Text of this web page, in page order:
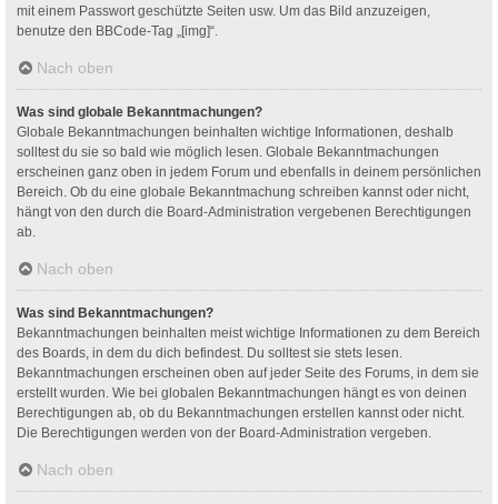
mit einem Passwort geschützte Seiten usw. Um das Bild anzuzeigen,
benutze den BBCode-Tag „[img]“.
Nach oben
Was sind globale Bekanntmachungen?
Globale Bekanntmachungen beinhalten wichtige Informationen, deshalb
solltest du sie so bald wie möglich lesen. Globale Bekanntmachungen
erscheinen ganz oben in jedem Forum und ebenfalls in deinem persönlichen
Bereich. Ob du eine globale Bekanntmachung schreiben kannst oder nicht,
hängt von den durch die Board-Administration vergebenen Berechtigungen
ab.
Nach oben
Was sind Bekanntmachungen?
Bekanntmachungen beinhalten meist wichtige Informationen zu dem Bereich
des Boards, in dem du dich befindest. Du solltest sie stets lesen.
Bekanntmachungen erscheinen oben auf jeder Seite des Forums, in dem sie
erstellt wurden. Wie bei globalen Bekanntmachungen hängt es von deinen
Berechtigungen ab, ob du Bekanntmachungen erstellen kannst oder nicht.
Die Berechtigungen werden von der Board-Administration vergeben.
Nach oben